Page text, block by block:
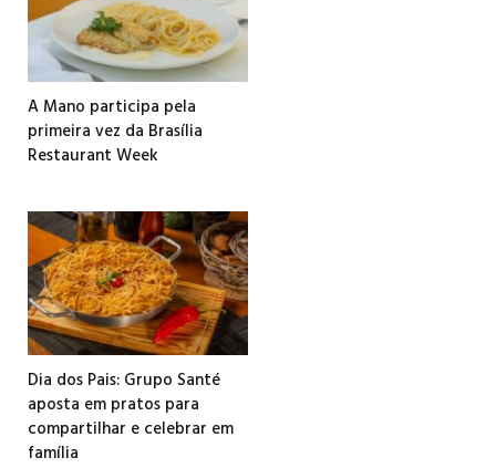
A Mano participa pela
primeira vez da Brasília
Restaurant Week
Dia dos Pais: Grupo Santé
aposta em pratos para
compartilhar e celebrar em
família